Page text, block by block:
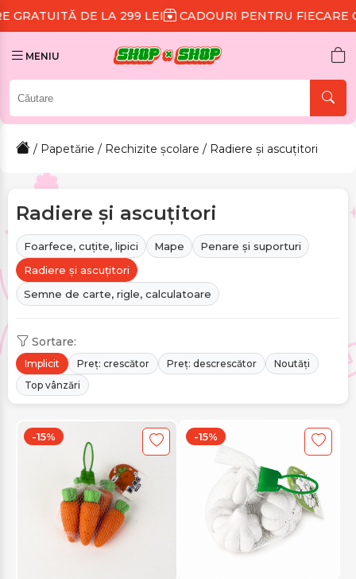
LEI CADOURI PENTRU FIECARE COMANDĂ
MENIU
/ Papetărie / Rechizite școlare / Radiere și ascuțitori
Radiere și ascuțitori
Foarfece, cuțite, lipici Mape
Penare și suporturi
Radiere și ascuțitori
Semne de carte, rigle, calculatoare
Sortare:
Implicit Preț: crescător Preț: descrescător
Noutăți
Top vânzări
-15% -15%